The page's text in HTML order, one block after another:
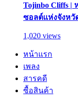
Tojinbo Cliffs
ซอลต์แห่งจังห
1,020 views
หน้าแรก
เพลง
สารคดี
ซื้อสินค้า